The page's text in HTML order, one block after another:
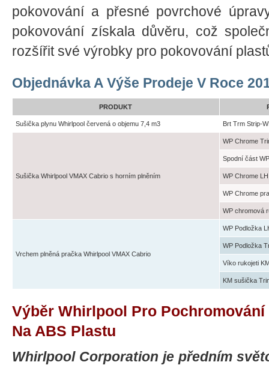
pokovování a přesné povrchové
pokovování získala důvěru, což
rozšířit své výrobky pro pokovování
Objednávka A Výše Prodeje V Roce
PRODUKT
Sušička plynu Whirlpool červená o objemu 7,4 m3 Brt Trm Strip-
Sušička Whirlpool VMAX Cabrio s horním plněním
WP Chrome
Spodní část
WP Chrome
WP Chrome
WP chromová
Vrchem plněná pračka Whirlpool VMAX Cabrio
WP Podložka
WP Podložka
Víko rukojeti
KM sušička
Výběr Whirlpool Pro
Na ABS Plastu
Whirlpool Corporation je předním